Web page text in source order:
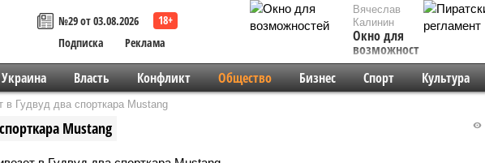
№29 от 03.08.2026
Подписка
Реклама
Вячеслав
Калинин
Окно для
возможностей
Украина Власть Конфликт Общество Бизнес Спорт Культура
в Гудвуд два спорткара Mustang
Mustang